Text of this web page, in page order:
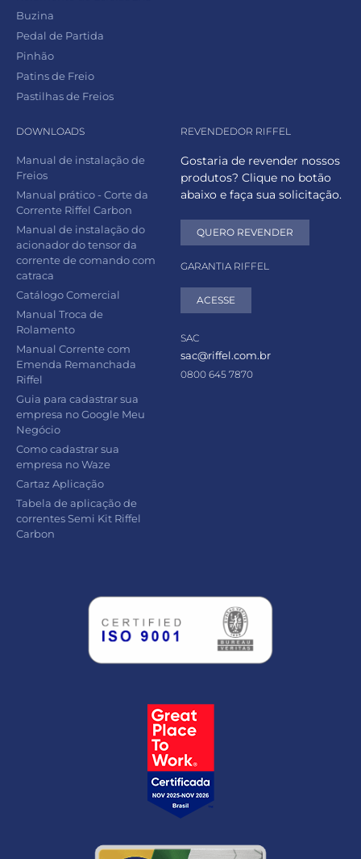
Buzina
Pedal de Partida
Pinhão
Patins de Freio
Pastilhas de Freios
DOWNLOADS
Manual de instalação de
Freios
Manual prático - Corte da
Corrente Riffel Carbon
Manual de instalação do
acionador do tensor da
corrente de comando com
catraca
Catálogo Comercial
Manual Troca de
Rolamento
Manual Corrente com
Emenda Remanchada
Riffel
Guia para cadastrar sua
empresa no Google Meu
Negócio
Como cadastrar sua
empresa no Waze
Cartaz Aplicação
Tabela de aplicação de
correntes Semi Kit Riffel
Carbon
REVENDEDOR RIFFEL
Gostaria de revender nossos
produtos? Clique no botão
abaixo e faça sua solicitação.
QUERO REVENDER
GARANTIA RIFFEL
ACESSE
SAC
sac@riffel.com.br
0800 645 7870